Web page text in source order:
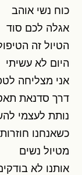
כוח נשי אוהב
אגלה לכם סוד
הטיול זה
היום לא עשיתי
אני מצליחה
דרך סדנאת
נותת לעצמי
כשאנחנו חוזרות
מטיול נשים
אותנו לא